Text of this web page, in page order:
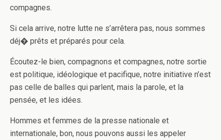
compagnes.
Si cela arrive, notre lutte ne s’arrêtera pas, nous sommes
déj� prêts et préparés pour cela.
Écoutez-le bien, compagnons et compagnes, notre sortie
est politique, idéologique et pacifique, notre initiative n’est
pas celle de balles qui parlent, mais la parole, et la
pensée, et les idées.
Hommes et femmes de la presse nationale et
internationale, bon, nous pouvons aussi les appeler